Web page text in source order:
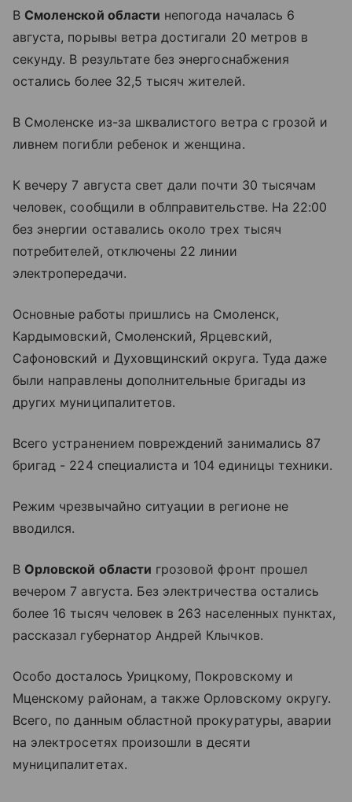
В Смоленской области непогода началась 6
августа, порывы ветра достигали 20 метров в
секунду. В результате без энергоснабжения
остались более 32,5 тысяч жителей.
В Смоленске из-за шквалистого ветра с грозой и
ливнем погибли ребенок и женщина.
К вечеру 7 августа свет дали почти 30 тысячам
человек, сообщили в облправительстве. На 22:00
без энергии оставались около трех тысяч
потребителей, отключены 22 линии
электропередачи.
Основные работы пришлись на Смоленск,
Кардымовский, Смоленский, Ярцевский,
Сафоновский и Духовщинский округа. Туда даже
были направлены дополнительные бригады из
других муниципалитетов.
Всего устранением повреждений занимались 87
бригад - 224 специалиста и 104 единицы техники.
Режим чрезвычайно ситуации в регионе не
вводился.
В Орловской области грозовой фронт прошел
вечером 7 августа. Без электричества остались
более 16 тысяч человек в 263 населенных пунктах,
рассказал губернатор Андрей Клычков.
Особо досталось Урицкому, Покровскому и
Мценскому районам, а также Орловскому округу.
Всего, по данным областной прокуратуры, аварии
на электросетях произошли в десяти
муниципалитетах.